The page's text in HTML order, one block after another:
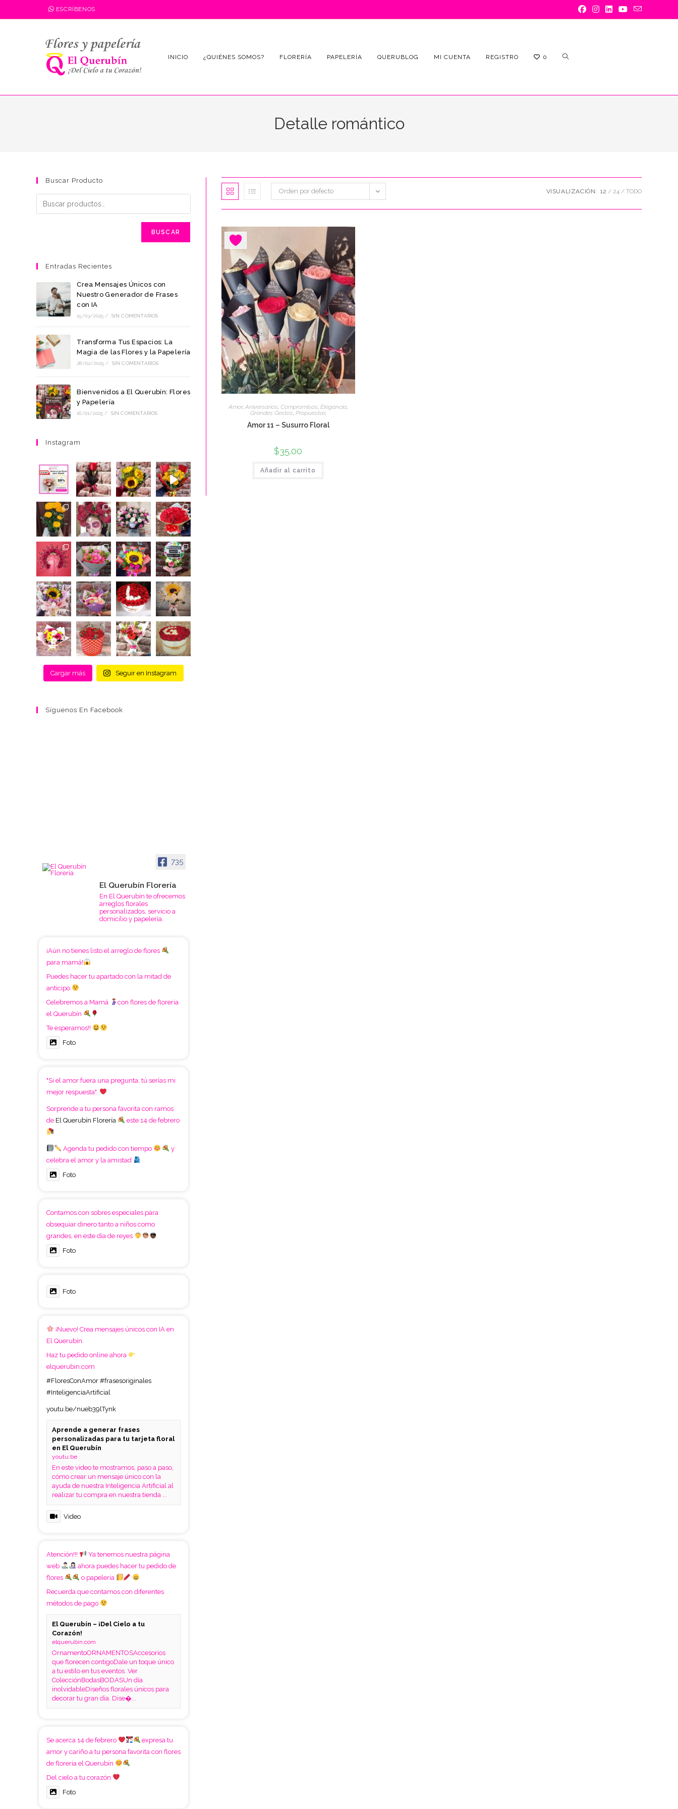
al
ESCRÍBENOS
INICIO ¿QUIÉNES SOMOS? FLORERÍA PAPELERÍA QUERUBLOG MI CUENTA REGISTRO 0 ALTERNAR
DE
Detalle romántico
Orden por defecto VISUALIZACIÓN: 12 24 TODO
Amor,Aniversarios,Compromisos,Elegancia,
Grandes Gestos, Propuestas
Amor 11 – Susurro Floral
$35.00
Añadir al carrito
Buscar Producto
BUSCAR
Entradas Recientes
Crea Mensajes Únicos con
Nuestro Generador de Frases
con IA
15/03/2025 / SIN COMENTARIOS
Transforma Tus Espacios: La
Magia de las Flores y la Papelería
28/02/2025 / SIN COMENTARIOS
Bienvenidos a El Querubín: Flores
y Papelería
16/01/2025 / SIN COMENTARIOS
Instagram
Cargar más Seguir en Instagram
Síguenos En Facebook
735
El Querubín Florería
En El Querubín te ofrecemos
arreglos florales
personalizados, servicio a
domicilio y papelería.
¡Aún no tienes listo el arreglo de flores
para mamá!
Puedes hacer tu apartado con la mitad de
anticipo
Celebremos a Mamá
con flores de floreria
el Querubín
Te esperamos!!
Foto
"Si el amor fuera una pregunta, tú serías mi
mejor respuesta".
Sorprende a tu persona favorita con ramos
de El Querubín Florería este 14 de febrero
Agenda tu pedido con tiempo
y
celebra el amor y la amistad
Foto
Contamos con sobres especiales para
obsequiar dinero tanto a niños como
grandes, en este día de reyes
Foto
Foto
¡Nuevo! Crea mensajes únicos con IA en
El Querubín.
Haz tu pedido online ahora
elquerubin.com
#FloresConAmor #frasesoriginales
#InteligenciaArtificial
youtu.be/nueb39lTynk
Aprende a generar frases
personalizadas para tu tarjeta floral
en El Querubín
youtu.be
En este video te mostramos, paso a paso,
cómo crear un mensaje único con la
ayuda de nuestra Inteligencia Artificial al
realizar tu compra en nuestra tienda ...
Video
Atención!!!
Ya tenemos nuestra página
web
ahora puedes hacer tu pedido de
flores
o papelería
Recuerda que contamos con diferentes
métodos de pago
El Querubín – ¡Del Cielo a tu
Corazón!
elquerubin.com
OrnamentoORNAMENTOSAccesorios
que florecen contigoDale un toque único
a tu estilo en tus eventos. Ver
ColecciónBodasBODASUn día
inolvidableDiseños florales únicos para
decorar tu gran día. Dise�...
Se acerca 14 de febrero
expresa tu
amor y cariño a tu persona favorita con flores
de floreria el Querubín
Del cielo a tu corazón
Foto